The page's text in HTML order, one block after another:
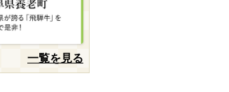
一覧を見る